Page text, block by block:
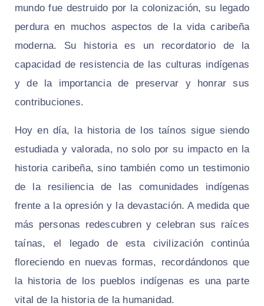
mundo fue destruido por la colonización, su legado
perdura en muchos aspectos de la vida caribeña
moderna. Su historia es un recordatorio de la
capacidad de resistencia de las culturas indígenas
y de la importancia de preservar y honrar sus
contribuciones.
Hoy en día, la historia de los taínos sigue siendo
estudiada y valorada, no solo por su impacto en la
historia caribeña, sino también como un testimonio
de la resiliencia de las comunidades indígenas
frente a la opresión y la devastación. A medida que
más personas redescubren y celebran sus raíces
taínas, el legado de esta civilización continúa
floreciendo en nuevas formas, recordándonos que
la historia de los pueblos indígenas es una parte
vital de la historia de la humanidad.